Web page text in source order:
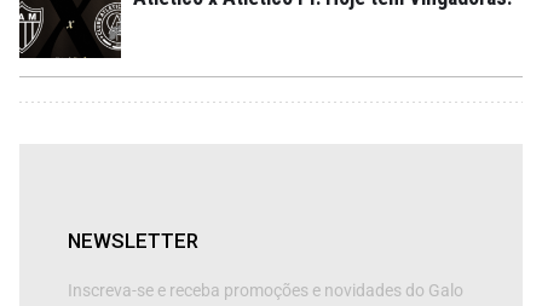
NEWSLETTER
Inscreva-se e receba promoções e novidades do Galo